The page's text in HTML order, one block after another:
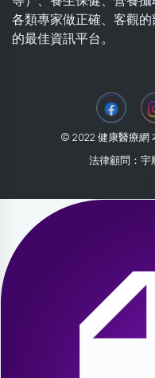
各類專家做正確、客觀
的最佳資訊平台。
© 2022 健康醫療網
法律顧問：宇